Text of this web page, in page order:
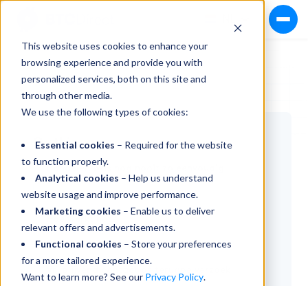
This website uses cookies to enhance your
browsing experience and provide you with
personalized services, both on this site and
through other media.
We use the following types of cookies:
Essential cookies – Required for the website
to function properly.
Analytical cookies – Help us understand
website usage and improve performance.
Marketing cookies – Enable us to deliver
relevant offers and advertisements.
Functional cookies – Store your preferences
for a more tailored experience.
Want to learn more? See our Privacy Policy.
Private Trading Desk
On this page:
Handelen was nog nooit zo eenvoudig
Hoe werkt het?
Veiligheid en discretie gegarandeerd